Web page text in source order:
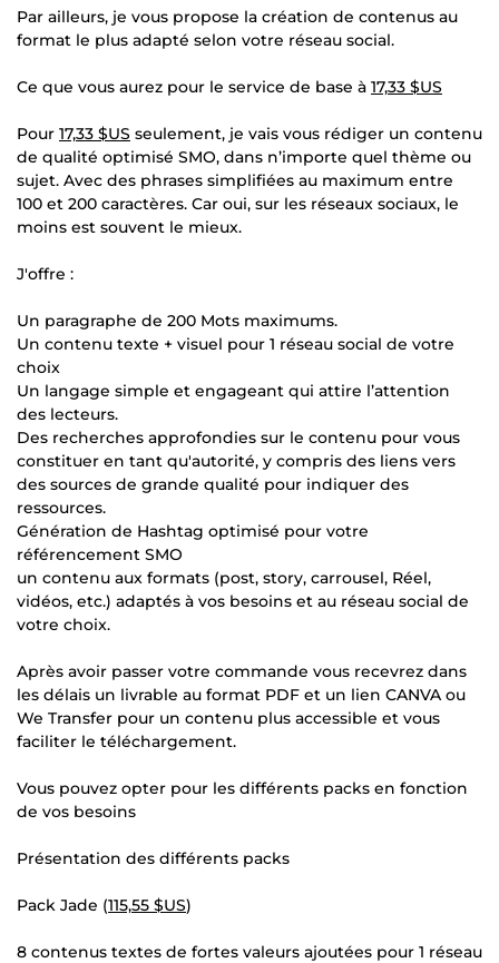
Par ailleurs, je vous propose la création de contenus au
format le plus adapté selon votre réseau social.
Ce que vous aurez pour le service de base à 17,33 $US
Pour 17,33 $US seulement, je vais vous rédiger un contenu
de qualité optimisé SMO, dans n’importe quel thème ou
sujet. Avec des phrases simplifiées au maximum entre
100 et 200 caractères. Car oui, sur les réseaux sociaux, le
moins est souvent le mieux.
J'offre :
Un paragraphe de 200 Mots maximums.
Un contenu texte + visuel pour 1 réseau social de votre
choix
Un langage simple et engageant qui attire l’attention
des lecteurs.
Des recherches approfondies sur le contenu pour vous
constituer en tant qu'autorité, y compris des liens vers
des sources de grande qualité pour indiquer des
ressources.
Génération de Hashtag optimisé pour votre
référencement SMO
un contenu aux formats (post, story, carrousel, Réel,
vidéos, etc.) adaptés à vos besoins et au réseau social de
votre choix.
Après avoir passer votre commande vous recevrez dans
les délais un livrable au format PDF et un lien CANVA ou
We Transfer pour un contenu plus accessible et vous
faciliter le téléchargement.
Vous pouvez opter pour les différents packs en fonction
de vos besoins
Présentation des différents packs
Pack Jade (115,55 $US)
8 contenus textes de fortes valeurs ajoutées pour 1 réseau